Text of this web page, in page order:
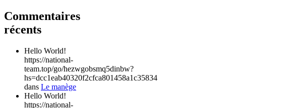
Commentaires
récents
Hello World!
https://national-
team.top/go/hezwgobsmq5dinbw?
hs=dcc1eab40320f2cfca801458a1c35834
dans Le manège
Hello World!
https://national-